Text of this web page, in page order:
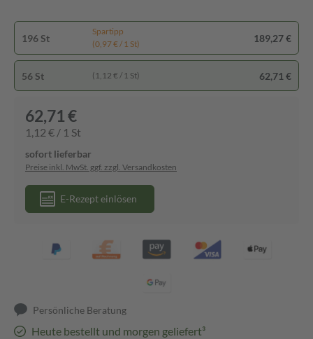
196 St
Spartipp
(0,97 € / 1 St)
189,27 €
56 St (1,12 € / 1 St) 62,71 €
62,71 €
1,12 € / 1 St
sofort lieferbar
Preise inkl. MwSt. ggf. zzgl. Versandkosten
E-Rezept einlösen
Persönliche Beratung
Heute bestellt und morgen geliefert³